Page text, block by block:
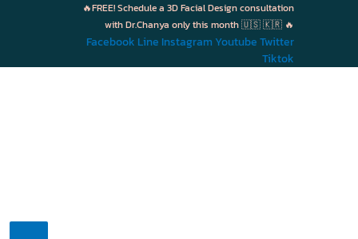
🔥FREE! Schedule a 3D Facial Design consultation
with Dr.Chanya only this month 🇺🇸 🇰🇷 🔥
Facebook Line Instagram Youtube Twitter
Tiktok